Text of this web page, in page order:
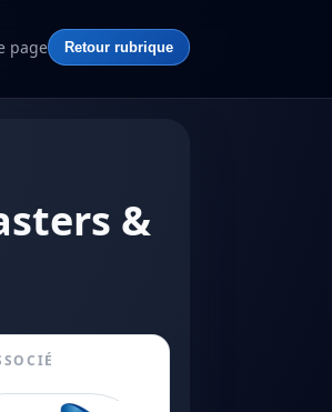
page Retour rubrique
&